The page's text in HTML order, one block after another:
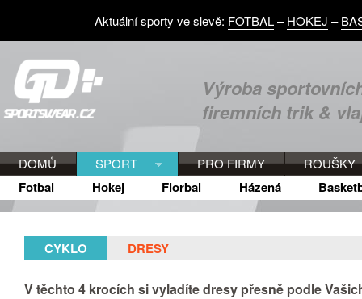
Výroba
firemních trik &
DOMŮ SPORT PRO FIRMY ROUŠKY
Fotbal Hokej Florbal Házená
CYKLO DRESY
V těchto 4 krocích si vyladíte dresy přesně podle
Aktuální sporty ve slevě: FOTBAL–HOKEJ –